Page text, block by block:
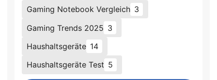
Gaming Notebook Vergleich 3
Gaming Trends 2025 3
Haushaltsgeräte 14
Haushaltsgeräte Test 5